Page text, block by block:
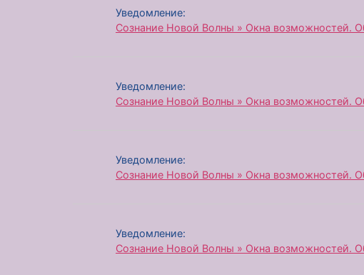
Уведомление:
Сознание Новой Волны » Окна возможностей.
Уведомление:
Сознание Новой Волны » Окна возможностей.
Уведомление:
Сознание Новой Волны » Окна возможностей.
Уведомление:
Сознание Новой Волны » Окна возможностей.